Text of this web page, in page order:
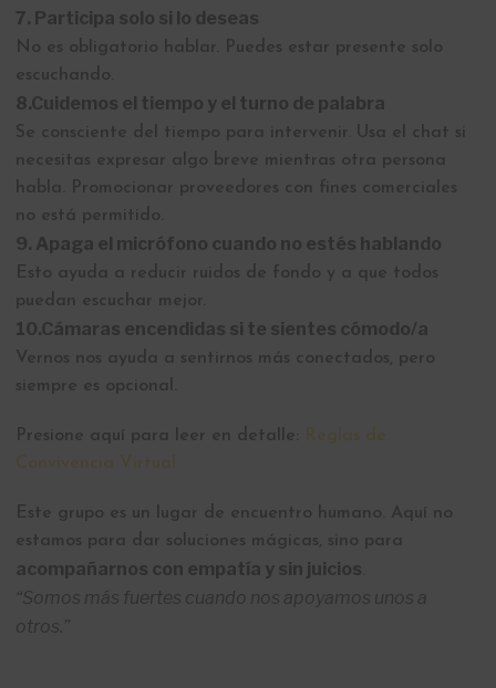
7. Participa solo si lo deseas
No es obligatorio hablar. Puedes estar presente solo
escuchando.
8.Cuidemos el tiempo y el turno de palabra
Se consciente del tiempo para intervenir. Usa el chat si
necesitas expresar algo breve mientras otra persona
habla. Promocionar proveedores con fines comerciales
no está permitido.
9. Apaga el micrófono cuando no estés hablando
Esto ayuda a reducir ruidos de fondo y a que todos
puedan escuchar mejor.
10.Cámaras encendidas si te sientes cómodo/a
Vernos nos ayuda a sentirnos más conectados, pero
siempre es opcional.
Presione aquí para leer en detalle:
Este grupo es un lugar de encuentro humano. Aquí no
estamos para dar soluciones mágicas, sino para
acompañarnos con empatía y sin juicios
“Somos más fuertes cuando nos apoyamos unos a
otros.”